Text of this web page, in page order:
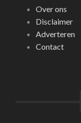
Over ons
Disclaimer
Adverteren
Contact